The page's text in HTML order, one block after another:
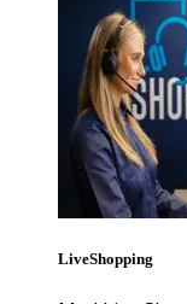
LiveShopping